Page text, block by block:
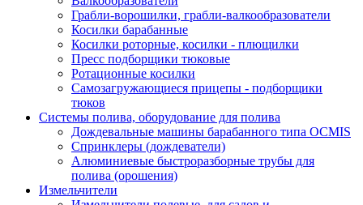
Грабли-ворошилки, грабли-валкообразователи
Косилки барабанные
Косилки роторные, косилки - плющилки
Пресс подборщики тюковые
Ротационные косилки
Самозагружающиеся прицепы - подборщики
тюков
Системы полива, оборудование для полива
Дождевальные машины барабанного типа OCMIS
Спринклеры (дождеватели)
Алюминиевые быстроразборные трубы для
полива (орошения)
Измельчители